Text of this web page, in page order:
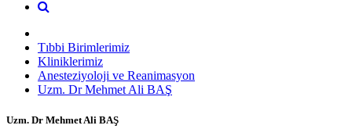
Tıbbi Birimlerimiz
Kliniklerimiz
Anesteziyoloji ve Reanimasyon
Uzm. Dr Mehmet Ali BAŞ
Uzm. Dr Mehmet Ali BAŞ